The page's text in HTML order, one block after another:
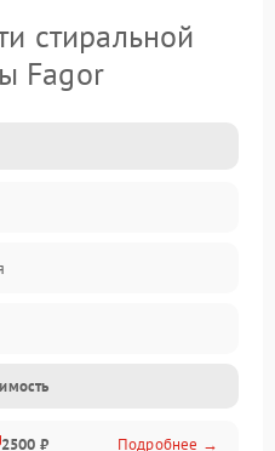
стиральной
Fagor
2500 ₽ Подробнее →